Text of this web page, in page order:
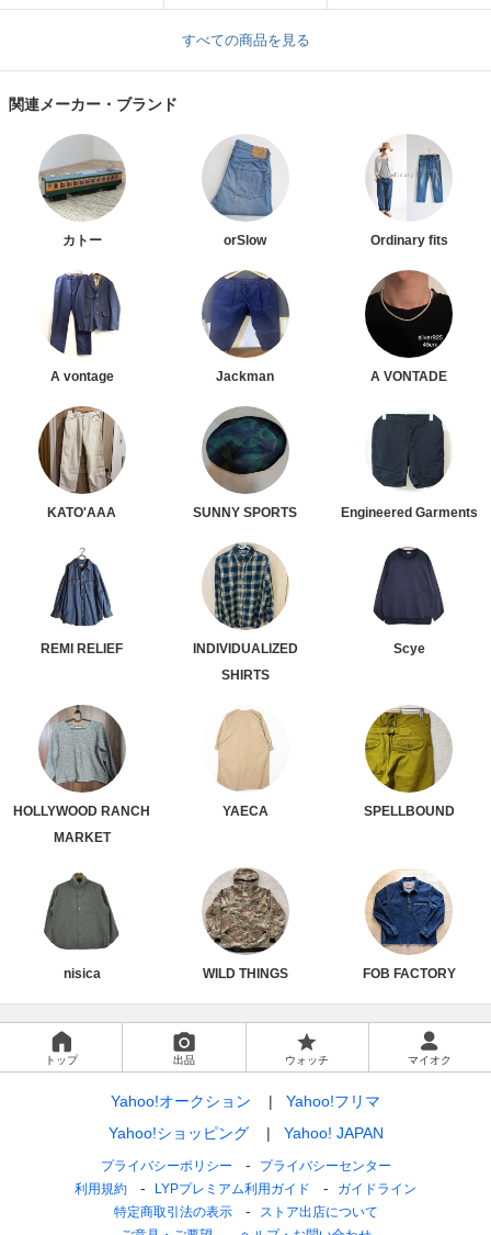
すべての商品を見る
関連メーカー・ブランド
カトー orSlow Ordinary fits
A vontage Jackman A VONTADE
KATO'AAA SUNNY SPORTS Engineered Garments
REMI RELIEF
INDIVIDUALIZED
SHIRTS
Scye
HOLLYWOOD RANCH
MARKET
YAECA SPELLBOUND
nisica WILD THINGS FOB FACTORY
トップ 出品 ウォッチ マイオク
Yahoo!オークション
Yahoo!フリマ
Yahoo!ショッピング
Yahoo! JAPAN
プライバシーポリシー
プライバシーセンター
利用規約
LYPプレミアム利用ガイド
ガイドライン
特定商取引法の表示
ストア出店について